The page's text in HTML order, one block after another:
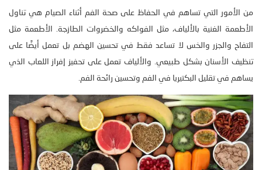
من الأمور التي تساهم في الحفاظ على صحة الفم أثناء الصيام هي تناول
الأطعمة الغنية بالألياف، مثل الفواكه والخضروات الطازجة. الأطعمة مثل
التفاح والجزر والخس لا تساعد فقط في تحسين الهضم بل تعمل أيضًا على
تنظيف الأسنان بشكل طبيعي. والألياف تعمل على تحفيز إفراز اللعاب الذي
يساهم في تقليل البكتيريا في الفم وتحسين رائحة الفم.